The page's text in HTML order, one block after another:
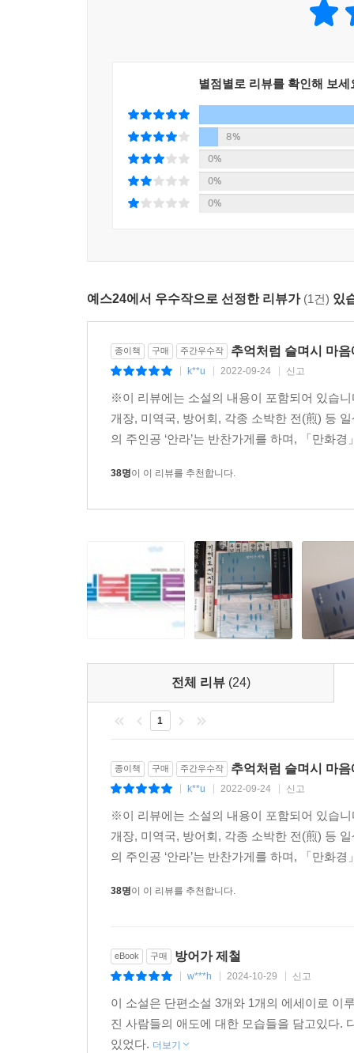
안윤 작가의 세 소설은 ‘애도’라는 하나의 주제
작가 “특유의 훈기”(해설, 김보경 문학평론가)
“소중해질 기회조차 갖지 못했”(에세이 「없는
나아갈 수 있도록 부드럽게 등을 밀어준다.
부른다. 묵독을 할 때처럼, 자신도 모르게 감탄
별점별로 리뷰를 확인해 보세
8%
0%
0%
0%
예스24에서 우수작으로 선정한 리뷰가 (1건) 있
종이책 구매 주간우수작 추억처럼 슬며시 마
k**u 2022-09-24 신고
※이 리뷰에는 소설의 내용이 포함되어 있습
개장, 미역국, 방어회, 각종 소박한 전(煎) 등
의 주인공 ‘안라’는 반찬가게를 하며, 「만화
38명이 이 리뷰를 추천합니다.
전체 리뷰 (24)
1
종이책 구매 주간우수작 추억처럼 슬며시 마
k**u 2022-09-24 신고
※이 리뷰에는 소설의 내용이 포함되어 있습
개장, 미역국, 방어회, 각종 소박한 전(煎) 등
의 주인공 ‘안라’는 반찬가게를 하며, 「만화
38명이 이 리뷰를 추천합니다.
eBook 구매 방어가 제철
w***h 2024-10-29 신고
이 소설은 단편소설 3개와 1개의 에세이로 이
진 사람들의 애도에 대한 모습들을 담고있다.
있었다. 더보기